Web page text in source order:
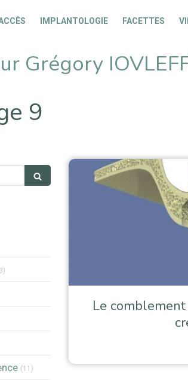
IMPLANTOLOGIE FACETTES
Grégory
9
Le
(11) Articles Count